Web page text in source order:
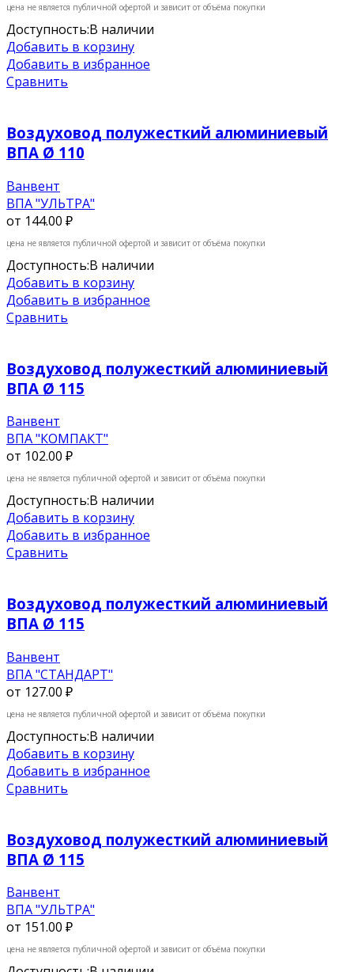
цена не является публичной офертой и зависит от объёма покупки
Доступность:В наличии
Добавить в корзину
Добавить в избранное
Сравнить
Воздуховод полужесткий алюминиевый
ВПА Ø 110
Ванвент
ВПА "УЛЬТРА"
от 144.00 ₽
цена не является публичной офертой и зависит от объёма покупки
Доступность:В наличии
Добавить в корзину
Добавить в избранное
Сравнить
Воздуховод полужесткий алюминиевый
ВПА Ø 115
Ванвент
ВПА "КОМПАКТ"
от 102.00 ₽
цена не является публичной офертой и зависит от объёма покупки
Доступность:В наличии
Добавить в корзину
Добавить в избранное
Сравнить
Воздуховод полужесткий алюминиевый
ВПА Ø 115
Ванвент
ВПА "СТАНДАРТ"
от 127.00 ₽
цена не является публичной офертой и зависит от объёма покупки
Доступность:В наличии
Добавить в корзину
Добавить в избранное
Сравнить
Воздуховод полужесткий алюминиевый
ВПА Ø 115
Ванвент
ВПА "УЛЬТРА"
от 151.00 ₽
цена не является публичной офертой и зависит от объёма покупки